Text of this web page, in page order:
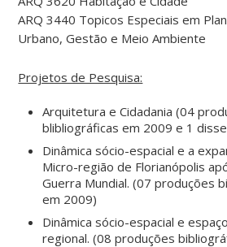
ARQ 3440 Topicos Especiais em
Urbano, Gestão e Meio Ambiente
Projetos de Pesquisa:
Arquitetura e Cidadania (04
blibliográficas em 2009 e 1
Dinâmica sócio-espacial e a
Micro-região de Florianópolis
Guerra Mundial. (07 produções
em 2009)
Dinâmica sócio-espacial e
regional. (08 produções